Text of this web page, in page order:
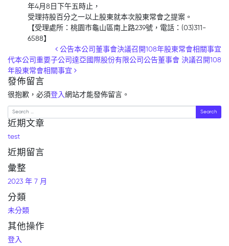
年4月8日下午五時止，
受理持股百分之一以上股東就本次股東常會之提案。
【受理處所：桃園市龜山區南上路239號，電話：(03)311-
6588】
Post navigation公告本公司董事會決議召開108年股東常會相關事宜
代本公司重要子公司達亞國際股份有限公司公告董事會 決議召開108
年股東常會相關事宜
發佈留言
很抱歉，必須登入網站才能發佈留言。
Search
近期文章
test
近期留言
彙整
2023 年 7 月
分類
未分類
其他操作
登入